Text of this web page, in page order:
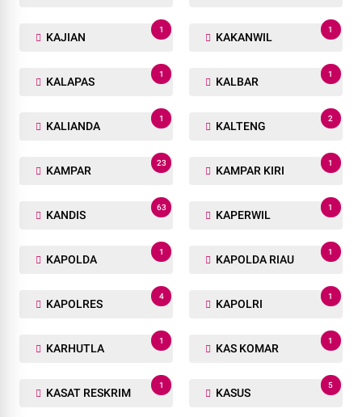
KAJIAN
1
KAKANWIL
1
KALAPAS
1
KALBAR
1
KALIANDA
1
KALTENG
2
KAMPAR
23
KAMPAR KIRI
1
KANDIS
63
KAPERWIL
1
KAPOLDA
1
KAPOLDA RIAU
1
KAPOLRES
4
KAPOLRI
1
KARHUTLA
1
KAS KOMAR
1
KASAT RESKRIM
1
KASUS
5